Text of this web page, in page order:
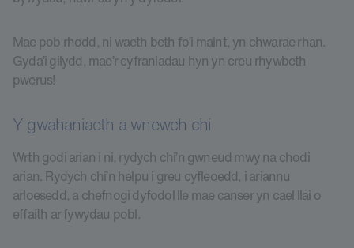
Mae pob rhodd, ni waeth beth fo’i maint, yn chwarae rhan.
Gyda’i gilydd, mae’r cyfraniadau hyn yn creu rhywbeth
pwerus!
Y gwahaniaeth a wnewch chi
Wrth godi arian i ni, rydych chi’n gwneud mwy na chodi
arian. Rydych chi’n helpu i greu cyfleoedd, i ariannu
arloesedd, a chefnogi dyfodol lle mae canser yn cael llai o
effaith ar fywydau pobl.